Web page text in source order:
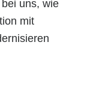
uns, wie
mit